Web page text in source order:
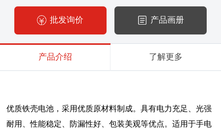
批发询价 产品画册
产品介绍 了解更多
优质铁壳电池，采用优质原材料制成。具有电力充足、光强
耐用、性能稳定、防漏性好、包装美观等优点。适用于手电